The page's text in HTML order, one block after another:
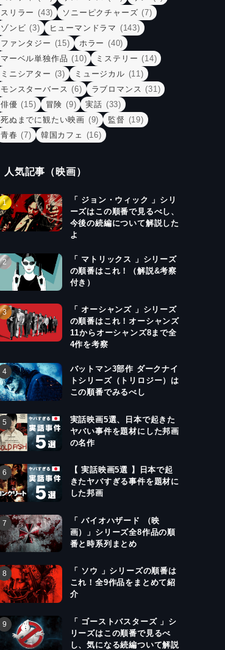
スリラー (43) ソニーピクチャーズ (7)
ゾンビ (3) ヒューマンドラマ (143)
ファンタジー (15) ホラー (40)
マーベル単独作品 (10) ミステリー (14)
ミニシアター (3) ミュージカル (11)
モンスターバース (6) ラブロマンス (31)
俳優 (15) 冒険 (9) 実話 (33)
死ぬまでに観たい映画 (9) 監督 (19)
青春 (7) 韓国カフェ (16)
人気記事（映画）
「 ジョン・ウィック 」シリ
ーズはこの順番で見るべし、
今後の続編について解説した
よ
「 マトリックス 」シリーズ
の順番はこれ！（解説&考察
付き）
「 オーシャンズ 」シリーズ
の順番はこれ！オーシャンズ
11からオーシャンズ8まで全
4作を考察
バットマン3部作 ダークナイ
トシリーズ（トリロジー）は
この順番でみるべし
実話映画5選、日本で起きた
ヤバい事件を題材にした邦画
の名作
【 実話映画5選 】日本で起
きたヤバすぎる事件を題材に
した邦画
「 バイオハザード （映
画）」シリーズ全8作品の順
番と時系列まとめ
「 ソウ 」シリーズの順番は
これ！全9作品をまとめて紹
介
「 ゴーストバスターズ 」シ
リーズはこの順番で見るべ
し、気になる続編ついて解説